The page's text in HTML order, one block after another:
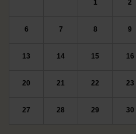
1 2
6 7 8 9
13 14 15 16
20 21 22 23
27 28 29 30